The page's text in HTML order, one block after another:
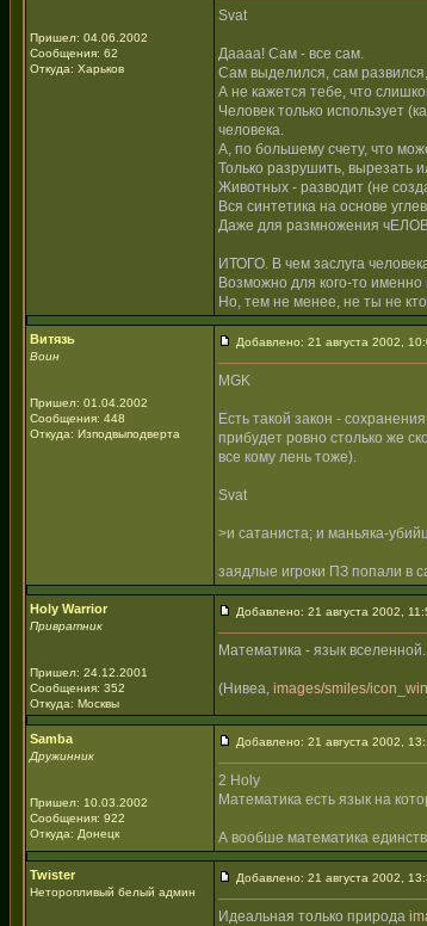
Пришел: 04.06.2002
Сообщения: 62
Откуда: Харьков
Svat
Даааа! Сам - все сам.
Сам выделился, сам
А не кажется тебе, что
Человек только использует
человека.
А, по большему счету, что
Только разрушить, вырезать
Животных - разводит (не
Вся синтетика на основе
Даже для размножения
ИТОГО. В чем заслуга
Возможно для кого-то
Но, тем не менее, не ты не
Витязь
Воин
Пришел: 01.04.2002
Сообщения: 448
Откуда: Изподвыподверта
Добавлено: 21 августа 2002,
MGK
Есть такой закон -
прибудет ровно столько же
все кому лень тоже).
Svat
>и сатаниста; и маньяка-
заядлые игроки ПЗ попали в
Holy Warrior
Привратник
Пришел: 24.12.2001
Сообщения: 352
Откуда: Москвы
Добавлено: 21 августа 2002,
Математика - язык
(Нивеа, images/smiles/
Samba
Дружинник
Пришел: 10.03.2002
Сообщения: 922
Откуда: Донецк
Добавлено: 21 августа 2002,
2 Holy
Математика есть язык на
А вообше математика
Twister
Неторопливый белый админ
Добавлено: 21 августа 2002,
Идеальная только природа